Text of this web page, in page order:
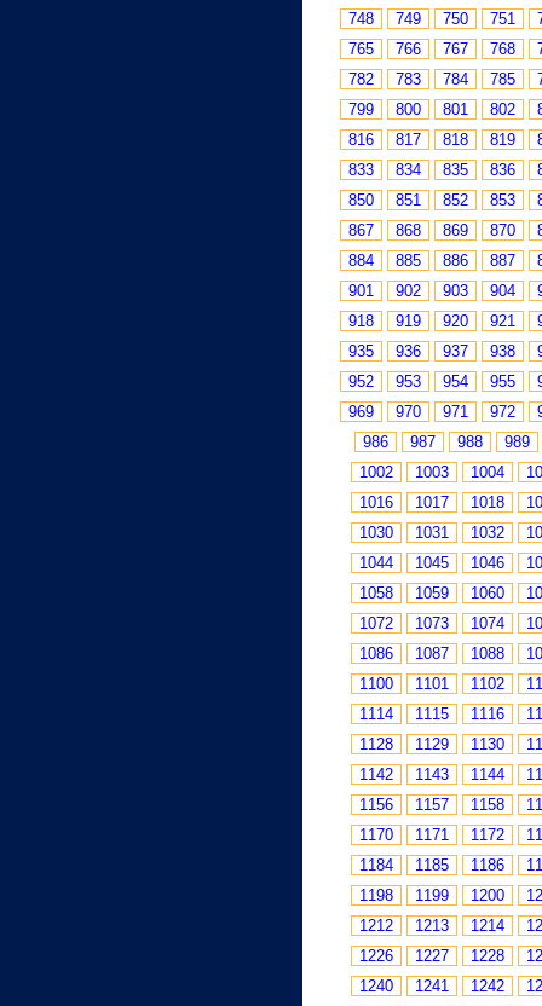
748
749 750 751
765
766 767 768
782
783 784 785
799
800 801 802
816
817 818 819
833
834 835 836
850
851 852 853
867
868 869 870
884
885 886 887
901
902 903 904
918
919 920 921
935
936 937 938
952
953 954 955
969
970 971 972
986
987 988
989
1002
1003 1004
1016
1017 1018
1030
1031 1032
1044
1045 1046
1058
1059 1060
1072
1073 1074
1086
1087 1088
1100
1101 1102
1114
1115 1116
1128
1129 1130
1142
1143 1144
1156
1157 1158
1170
1171 1172
1184
1185 1186
1198
1199 1200
1212
1213 1214
1226
1227 1228
1240
1241 1242